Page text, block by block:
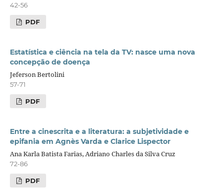
42-56
PDF
Estatística e ciência na tela da TV: nasce uma nova
concepção de doença
Jeferson Bertolini
57-71
PDF
Entre a cinescrita e a literatura: a subjetividade e
epifania em Agnès Varda e Clarice Lispector
Ana Karla Batista Farias, Adriano Charles da Silva Cruz
72-86
PDF